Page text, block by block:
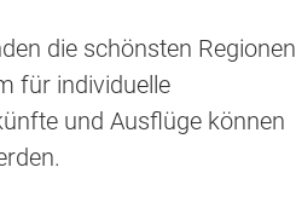
die schönsten Regionen
für individuelle
und Ausflüge können